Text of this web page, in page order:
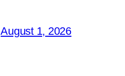
August 1, 2026